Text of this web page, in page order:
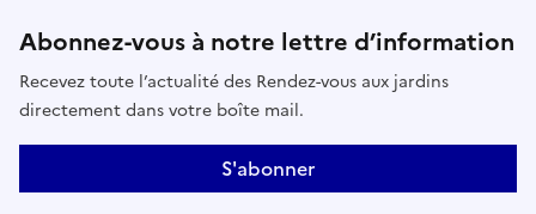
Abonnez-vous à notre lettre d’information
Recevez toute l’actualité des Rendez-vous aux jardins
directement dans votre boîte mail.
S'abonner